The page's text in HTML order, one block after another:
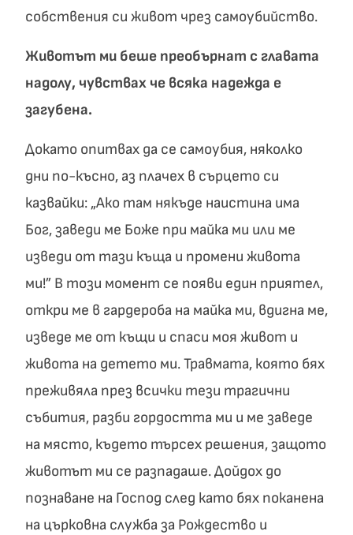
собствения си живот чрез самоубийство.
Животът ми беше преобърнат с главата
надолу, чувствах че всяка надежда е
загубена.
Докато опитвах да се самоубия, няколко
дни по-късно, аз плачех в сърцето си
казвайки: „Ако там някъде наистина има
Бог, заведи ме Боже при майка ми или ме
изведи от тази къща и промени живота
ми!” В този момент се появи един приятел,
откри ме в гардероба на майка ми, вдигна ме,
изведе ме от къщи и спаси моя живот и
живота на детето ми. Травмата, която бях
преживяла през всички тези трагични
събития, разби гордостта ми и ме заведе
на място, където търсех решения, защото
животът ми се разпадаше. Дойдох до
познаване на Господ след като бях поканена
на църковна служба за Рождество и